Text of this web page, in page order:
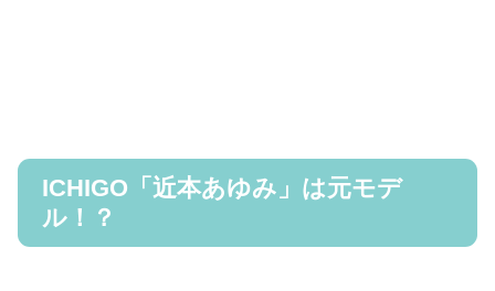
ICHIGO「近本あゆみ」は元モデ
ル！？